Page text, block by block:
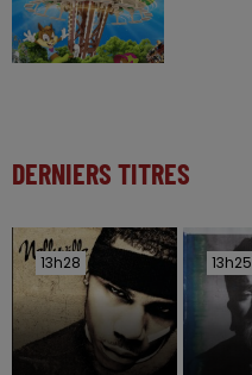
DERNIERS TITRES
13h28
13h28 13h25
13h25